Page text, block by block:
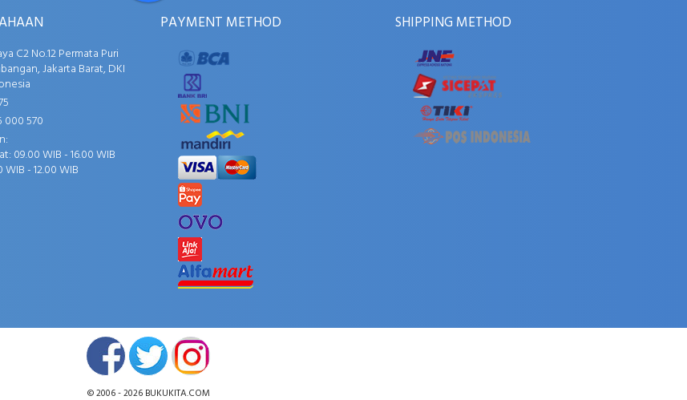
C2 No.12 Permata Puri
Jakarta Barat, DKI
000 570
09.00 WIB - 16.00 WIB
- 12.00 WIB
PAYMENT METHOD SHIPPING METHOD
© 2006 - 2026 BUKUKITA.COM